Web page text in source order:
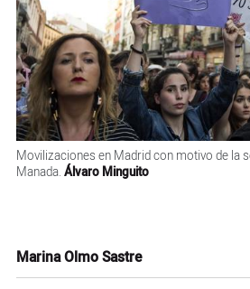
Movilizaciones en Madrid con motivo de la
Manada. Álvaro Minguito
Marina Olmo Sastre